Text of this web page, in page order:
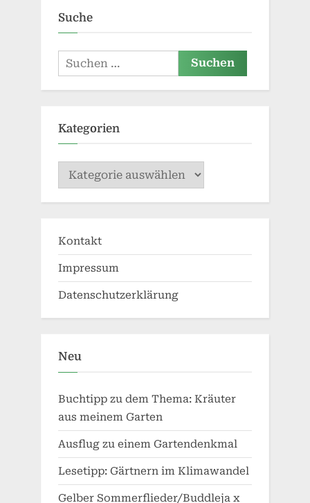
Suche
Suchen
nach:
Kategorien
Kategorien
Kontakt
Impressum
Datenschutzerklärung
Neu
Buchtipp zu dem Thema: Kräuter
aus meinem Garten
Ausflug zu einem Gartendenkmal
Lesetipp: Gärtnern im Klimawandel
Gelber Sommerflieder/Buddleja x